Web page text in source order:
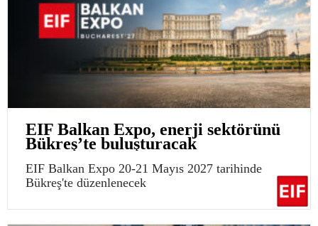
EIF Balkan Expo, enerji sektörünü
Bükreş’te buluşturacak
EIF Balkan Expo 20-21 Mayıs 2027 tarihinde
Bükreş'te düzenlenecek